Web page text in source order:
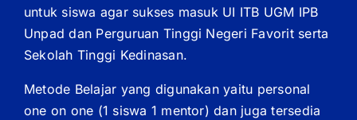
untuk siswa agar sukses masuk UI ITB UGM IPB
Unpad dan Perguruan Tinggi Negeri Favorit serta
Sekolah Tinggi Kedinasan.
Metode Belajar yang digunakan yaitu personal
one on one (1 siswa 1 mentor) dan juga tersedia